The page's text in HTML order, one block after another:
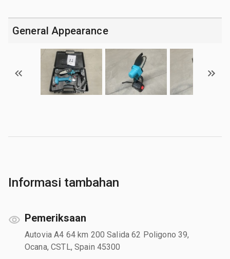
General Appearance
Informasi tambahan
Pemeriksaan
Autovia A4 64 km 200 Salida 62 Poligono 39,
Ocana, CSTL, Spain 45300